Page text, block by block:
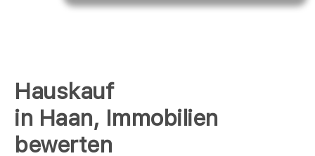
Hauskauf
in Haan, Immobilien
bewerten